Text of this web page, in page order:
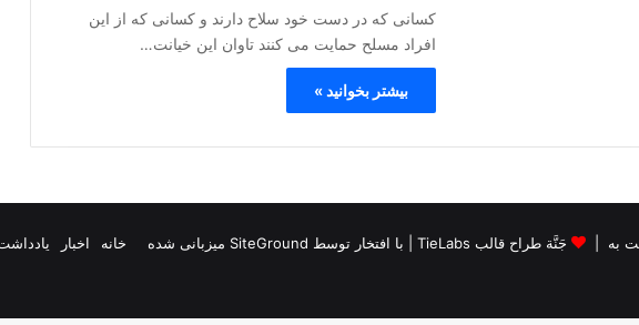
کسانی که در دست خود سلاح دارند و کسانی که از این
افراد مسلح حمایت می کنند تاوان این خیانت…
بیشتر بخوانید »
جَنَّة طراح قالب TieLabs | با افتخار توسط SiteGround میزبانی شده خانه اخبار